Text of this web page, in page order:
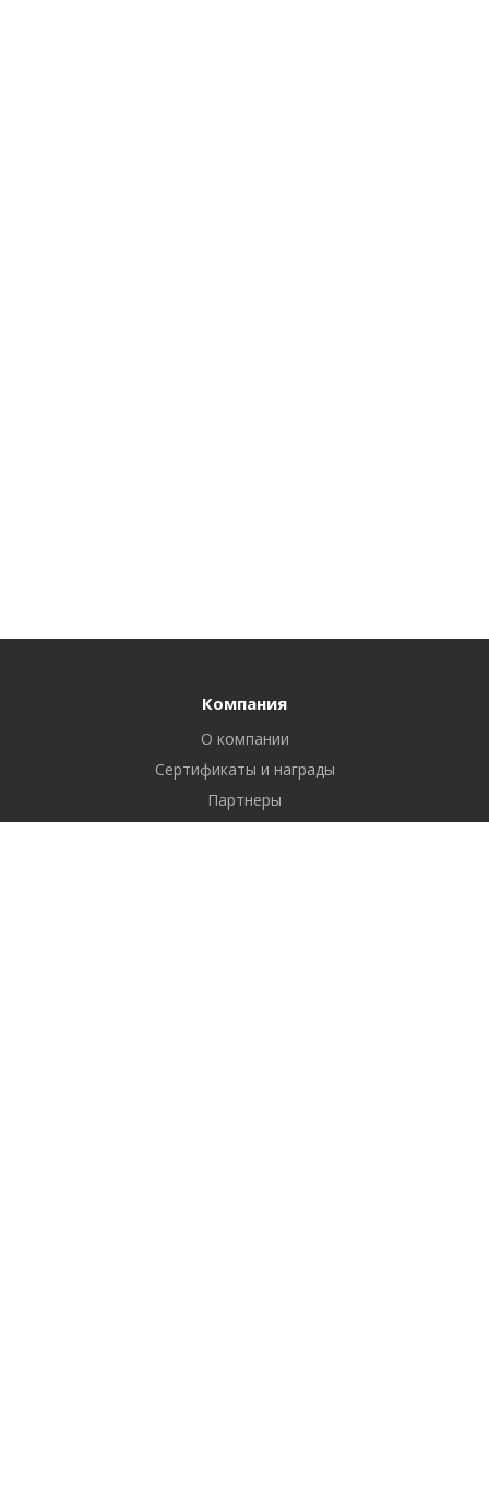
Компания
О компании
Сертификаты и награды
Партнеры